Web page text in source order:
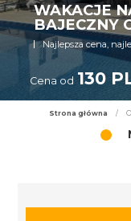
WAKACJE
BAJECZNY
Najlepsza cena,
Cena od 130
Strona główna /